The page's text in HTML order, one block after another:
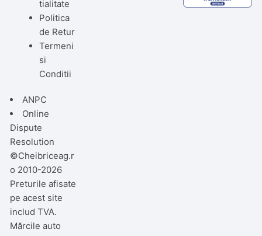
tialitate
Politica
de Retur
Termeni
si
Conditii
ANPC
Online
Dispute
Resolution
©Cheibriceag.r
o 2010-2026
Preturile afisate
pe acest site
includ TVA.
Mărcile auto